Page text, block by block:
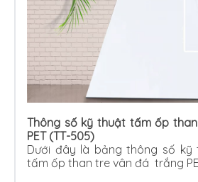
Thông số kỹ thuật tấm ốp
PET (TT-505)
Dưới đây là bảng thông số kỹ
tấm ốp than tre vân đá trắng